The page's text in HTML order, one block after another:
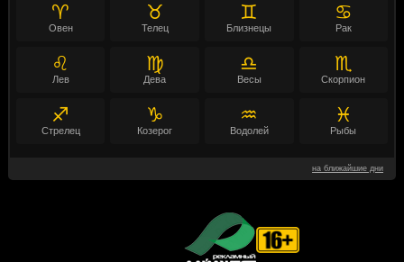
♈
Овен
♉
Телец
♊
Близнецы
♋
Рак
♌
Лев
♍
Дева
♎
Весы
♏
Скорпион
♐
Стрелец
♑
Козерог
♒
Водолей
♓
Рыбы
на ближайшие дни